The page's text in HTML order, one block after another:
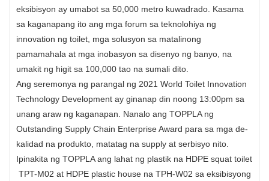
eksibisyon ay umabot sa 50,000 metro kuwadrado. Kasama
sa kaganapang ito ang mga forum sa teknolohiya ng
innovation ng toilet, mga solusyon sa matalinong
pamamahala at mga inobasyon sa disenyo ng banyo, na
umakit ng higit sa 100,000 tao na sumali dito.
Ang seremonya ng parangal ng 2021 World Toilet Innovation
Technology Development ay ginanap din noong 13:00pm sa
unang araw ng kaganapan. Nanalo ang TOPPLA ng
Outstanding Supply Chain Enterprise Award para sa mga de-
kalidad na produkto, matatag na supply at serbisyo nito.
Ipinakita ng TOPPLA ang lahat ng plastik na HDPE squat toilet
TPT-M02 at HDPE plastic house na TPH-W02 sa eksibisyong